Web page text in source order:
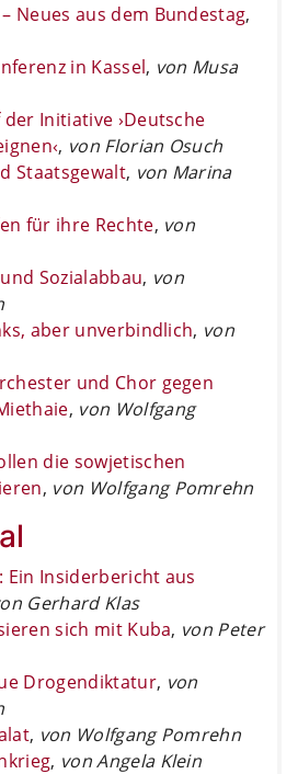
Neues aus dem Bundestag,
in Kassel, von Musa
Initiative ›Deutsche
, von Florian Osuch
Staatsgewalt, von Marina
für ihre Rechte, von
Sozialabbau, von
aber unverbindlich, von
und Chor gegen
, von Wolfgang
die sowjetischen
, von Wolfgang Pomrehn
Ein Insiderbericht aus
Gerhard Klas
sich mit Kuba, von Peter
Drogendiktatur, von
, von Wolfgang Pomrehn
, von Angela Klein